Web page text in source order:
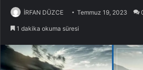
İRFAN DÜZCE Temmuz 19, 2023
1 dakika okuma süresi